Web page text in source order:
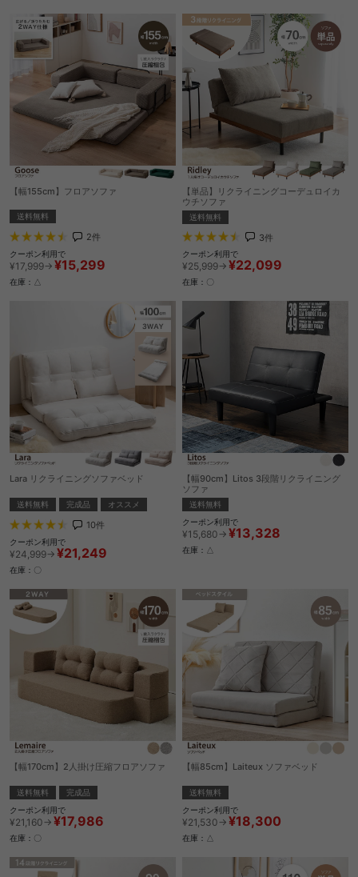
【幅155cm】フロアソファ
送料無料
2件
クーポン利用で
¥17,999→ ¥15,299
在庫：△
【単品】リクライニングコーデュロイカ
ウチソファ
送料無料
3件
クーポン利用で
¥25,999→ ¥22,099
在庫：〇
Lara リクライニングソファベッド
送料無料 完成品 オススメ
10件
クーポン利用で
¥24,999→ ¥21,249
在庫：〇
【幅90cm】Litos 3段階リクライニング
ソファ
送料無料
クーポン利用で
¥15,680→ ¥13,328
在庫：△
【幅170cm】2人掛け圧縮フロアソファ
送料無料
完成品
クーポン利用で
¥21,160→ ¥17,986
在庫：〇
【幅85cm】Laiteux ソファベッド
送料無料
クーポン利用で
¥21,530→ ¥18,300
在庫：△